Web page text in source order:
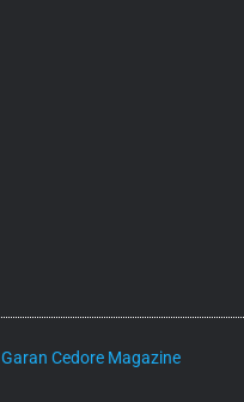
Garan Cedore Magazine